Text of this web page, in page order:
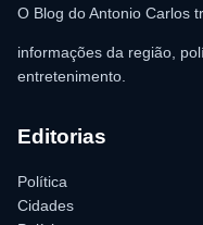
O Blog do Antonio Carlos
informações da região,
entretenimento.
Editorias
Política
Cidades